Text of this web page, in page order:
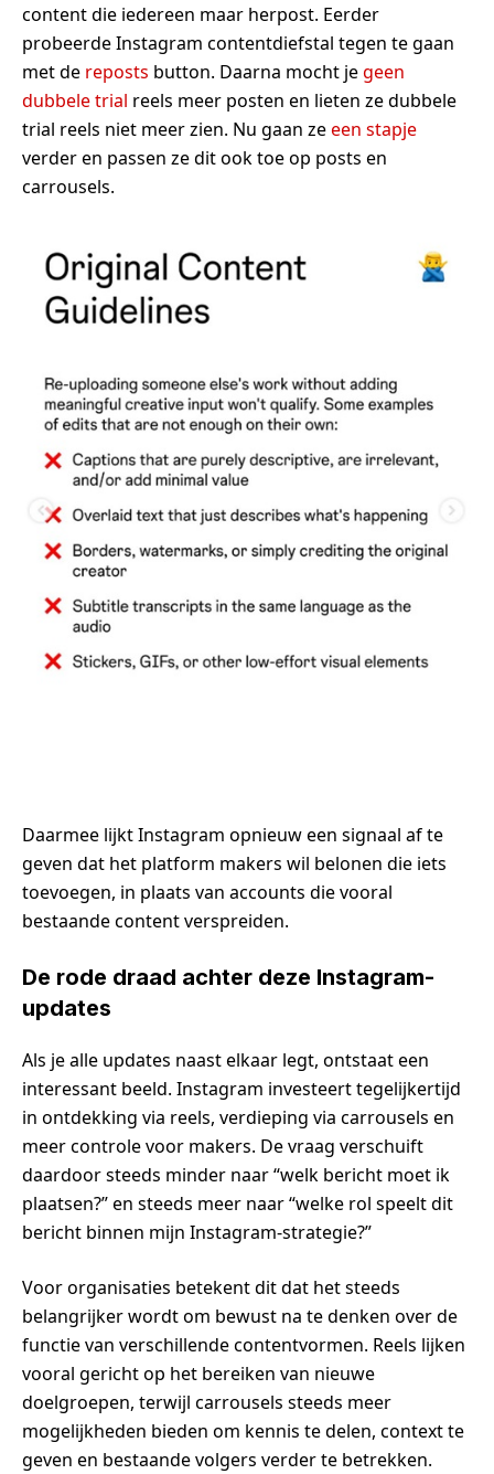
content die iedereen maar herpost. Eerder
probeerde Instagram contentdiefstal tegen te gaan
met de reposts button. Daarna mocht jegeen
dubbele trial reels meer posten en lieten ze dubbele
trial reels niet meer zien. Nu gaan zeeen stapje
verder en passen ze dit ook toe op posts en
carrousels.
Daarmee lijkt Instagram opnieuw een signaal af te
geven dat het platform makers wil belonen die iets
toevoegen, in plaats van accounts die vooral
bestaande content verspreiden.
De rode draad achter deze Instagram-
updates
Als je alle updates naast elkaar legt, ontstaat een
interessant beeld. Instagram investeert tegelijkertijd
in ontdekking via reels, verdieping via carrousels en
meer controle voor makers. De vraag verschuift
daardoor steeds minder naar “welk bericht moet ik
plaatsen?” en steeds meer naar “welke rol speelt dit
bericht binnen mijn Instagram-strategie?”
Voor organisaties betekent dit dat het steeds
belangrijker wordt om bewust na te denken over de
functie van verschillende contentvormen. Reels lijken
vooral gericht op het bereiken van nieuwe
doelgroepen, terwijl carrousels steeds meer
mogelijkheden bieden om kennis te delen, context te
geven en bestaande volgers verder te betrekken.